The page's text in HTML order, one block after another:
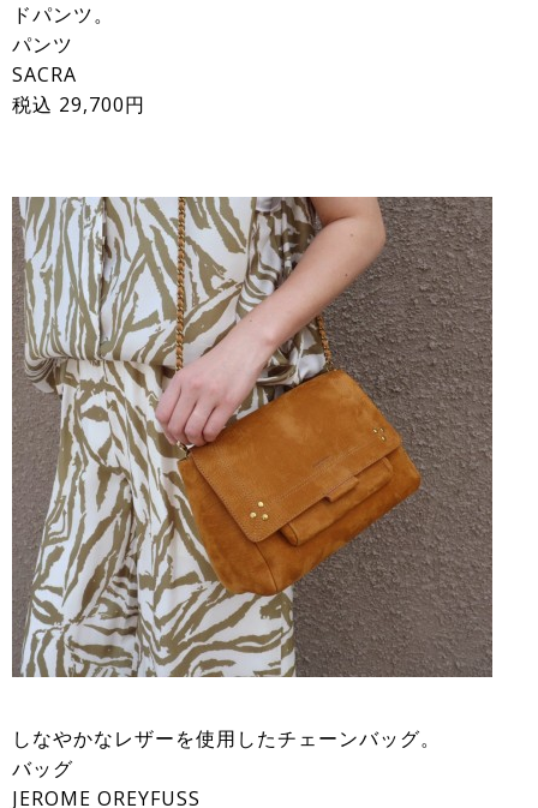
ドパンツ。
パンツ
SACRA
税込 29,700円
しなやかなレザーを使用したチェーンバッグ。
バッグ
JEROME OREYFUSS